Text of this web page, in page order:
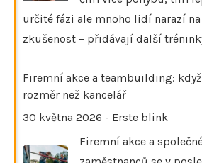
určité fázi ale mnoho lidí narazí
zkušenost – přidávají další
Firemní akce a teambuilding:
rozměr než kancelář
30 května 2026 - Erste blink
Firemní akce a